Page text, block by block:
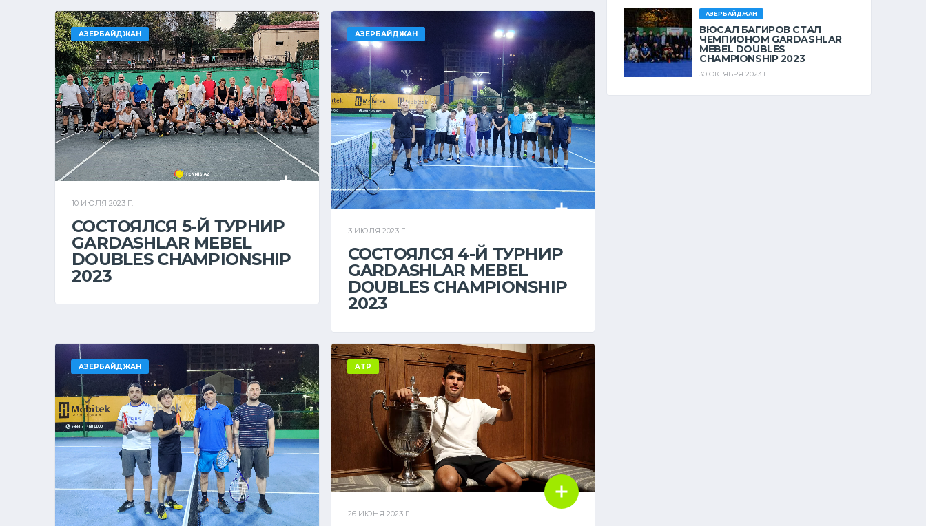
АЗЕРБАЙДЖАН
10 ИЮЛЯ 2023 Г.
СОСТОЯЛСЯ 5-Й ТУРНИР
GARDASHLAR MEBEL
DOUBLES CHAMPIONSHIP
2023
АЗЕРБАЙДЖАН
3 ИЮЛЯ 2023 Г.
СОСТОЯЛСЯ 4-Й ТУРНИР
GARDASHLAR MEBEL
DOUBLES CHAMPIONSHIP
2023
АЗЕРБАЙДЖАН ATP
26 ИЮНЯ 2023 Г.
АЗЕРБАЙДЖАН
ВЮСАЛ БАГИРОВ СТАЛ
ЧЕМПИОНОМ GARDASHLAR
MEBEL DOUBLES
CHAMPIONSHIP 2023
30 ОКТЯБРЯ 2023 Г.